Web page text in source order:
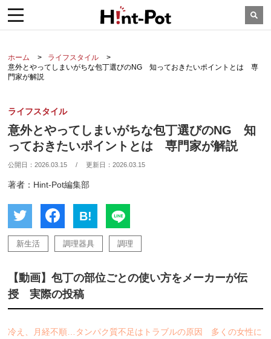
ホーム
ライフスタイル
意外とやってしまいがちな包丁選びのNG 知っておきたいポイントとは 専
門家が解説
ライフスタイル
意外とやってしまいがちな包丁選びのNG 知
っておきたいポイントとは 専門家が解説
公開日：2026.03.15 / 更新日：2026.03.15
著者：Hint-Pot編集部
B!
新生活 調理器具 調理
【動画】包丁の部位ごとの使い方をメーカーが伝
授 実際の投稿
冷え、月経不順…タンパク質不足はトラブルの原因 多くの女性に